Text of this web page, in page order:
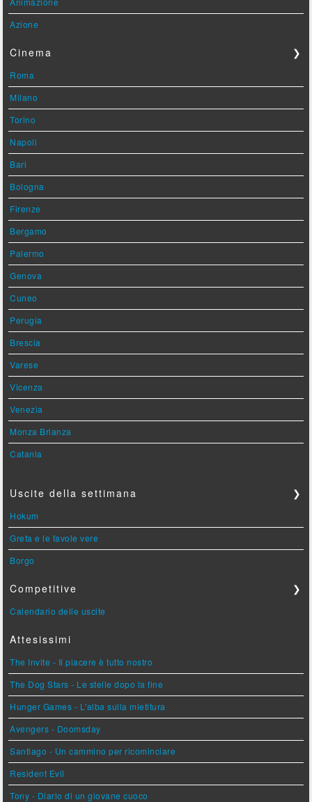
Azione
Cinema ❯
Roma
Milano
Torino
Napoli
Bari
Bologna
Firenze
Bergamo
Palermo
Genova
Cuneo
Perugia
Brescia
Varese
Vicenza
Venezia
Monza Brianza
Catania
Uscite della settimana ❯
Hokum
Greta e le favole vere
Borgo
Competitive ❯
Calendario delle uscite
Attesissimi
The Invite - Il piacere è tutto nostro
The Dog Stars - Le stelle dopo la fine
Hunger Games - L'alba sulla mietitura
Avengers - Doomsday
Santiago - Un cammino per ricominciare
Resident Evil
Tony - Diario di un giovane cuoco